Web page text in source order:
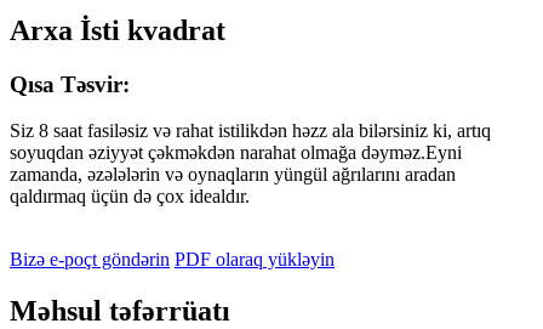
Arxa İsti kvadrat
Qısa Təsvir:
Siz 8 saat fasiləsiz və rahat istilikdən həzz ala bilərsiniz ki, artıq
soyuqdan əziyyət çəkməkdən narahat olmağa dəyməz.Eyni
zamanda, əzələlərin və oynaqların yüngül ağrılarını aradan
qaldırmaq üçün də çox idealdır.
Bizə e-poçt göndərin PDF olaraq yükləyin
Məhsul təfərrüatı